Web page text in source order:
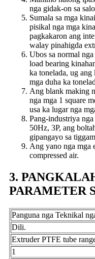
nga gidak-on sa
Sumala sa mga
pisikal nga mga
pagkakaron ang
walay pinahigda
Ubos sa normal
load bearing
ka tonelada, ug
mga duha ka
Ang blank making
nga mga 1 square
usa ka lugar nga
Pang-industriya
50Hz, 3P, ang
gipangayo sa
Ang yano nga mga
compressed air.
3.
PARAMETER
Panguna nga Teknikal
Dili.
Extruder PTFE tube
1